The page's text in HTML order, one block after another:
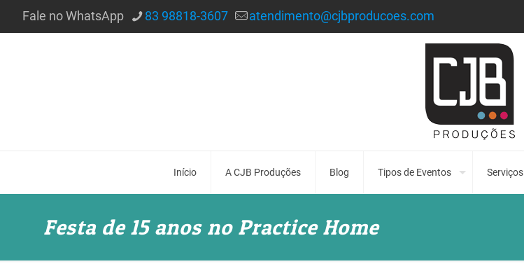
Fale no WhatsApp 83 98818-3607 atendimento@cjbproducoes.com
Início A CJB Produções Blog Tipos de Eventos Serviços
Festa de 15 anos no Practice Home